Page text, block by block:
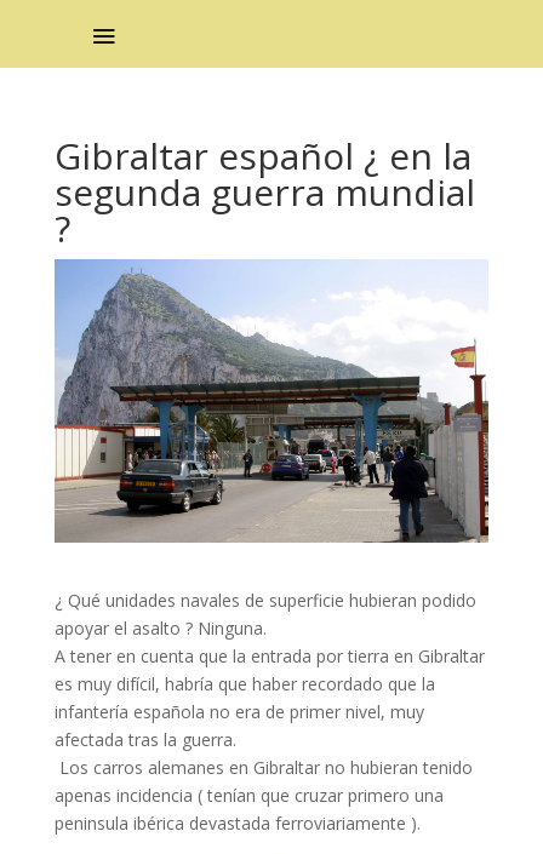
Gibraltar español ¿ en la
segunda guerra mundial
?
¿ Qué unidades navales de superficie hubieran podido
apoyar el asalto ? Ninguna.
A tener en cuenta que la entrada por tierra en Gibraltar
es muy difícil, habría que haber recordado que la
infantería española no era de primer nivel, muy
afectada tras la guerra.
Los carros alemanes en Gibraltar no hubieran tenido
apenas incidencia ( tenían que cruzar primero una
peninsula ibérica devastada ferroviariamente ).